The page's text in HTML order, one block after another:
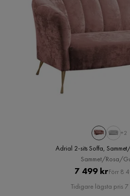
+2
Adrial 2-sits Soffa,
Sammet/Rosa/
Pris
7 499 kr
Pris
Förr 8
Tidigare lägsta pris